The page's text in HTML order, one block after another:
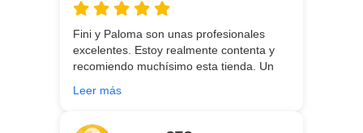
encantada de contar con su asesoría y
equipo.
Fini y Paloma son unas profesionales
excelentes. Estoy realmente contenta y
recomiendo muchísimo esta tienda. Un
entrega.
Leer más